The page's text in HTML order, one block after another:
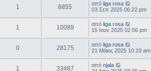
1 8855 από liga rosa
03 Σεπ 2025 06:22 pm
1 10089 από liga rosa
15 Ιουν 2025 02:56 pm
0 28175 από liga rosa
21 Μάιος 2025 10:19 am
1 33487 από njala